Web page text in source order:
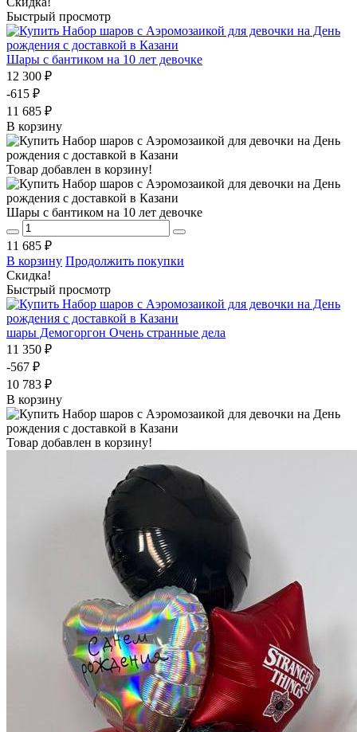
Быстрый просмотр
Шары с бантиком на 10 лет девочке
12 300 ₽
-615 ₽
11 685 ₽
В корзину
Товар добавлен в корзину!
Шары с бантиком на 10 лет девочке
11 685 ₽
В корзину Продолжить покупки
Скидка!
Быстрый просмотр
шары Демогоргон Очень странные дела
11 350 ₽
-567 ₽
10 783 ₽
В корзину
Товар добавлен в корзину!